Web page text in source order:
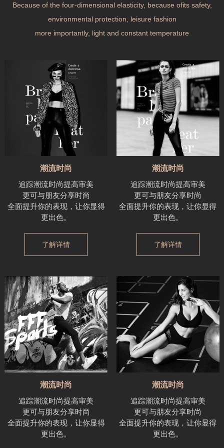
Because of the four-dimensional elasticity, because ofits safety,
environmental protection, leisure fashion
more importantly, light and constant temperature
潮流时尚
追踪潮流时尚提高审美
更可与朋友分享时尚
全面提升你的表现，让你显得
更出色。
了解详情
潮流时尚
追踪潮流时尚提高审美
更可与朋友分享时尚
全面提升你的表现，让你显得
更出色。
了解详情
潮流时尚
追踪潮流时尚提高审美
更可与朋友分享时尚
全面提升你的表现，让你显得
更出色。
潮流时尚
追踪潮流时尚提高审美
更可与朋友分享时尚
全面提升你的表现，让你显得
更出色。